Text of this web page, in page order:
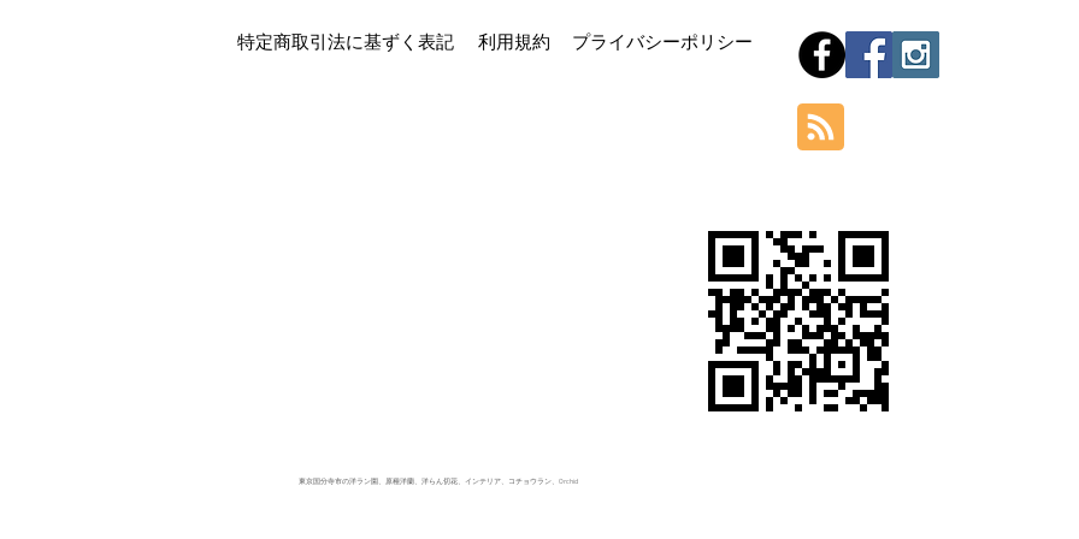
特定商取引法に基ずく表記 利用規約 プライバシーポリシー
東京国分寺市の洋ラン園、原種洋蘭、洋らん切花、インテリア、コチョウラン、Orchid